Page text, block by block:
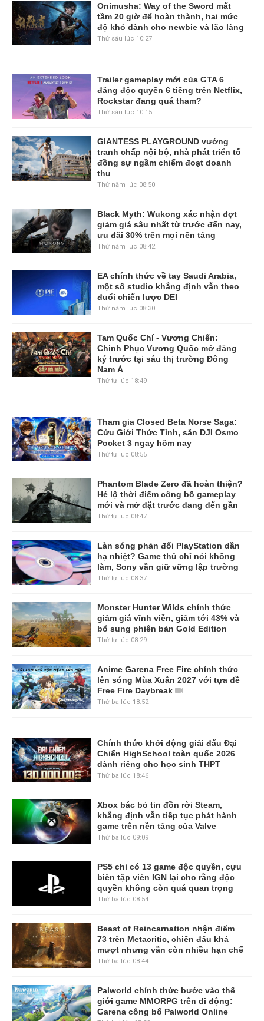
Onimusha: Way of the Sword mất
tầm 20 giờ để hoàn thành, hai mức
độ khó dành cho newbie và lão làng
Thứ sáu lúc 10:27
Trailer gameplay mới của GTA 6
đăng độc quyền 6 tiếng trên Netflix,
Rockstar đang quá tham?
Thứ sáu lúc 10:15
GIANTESS PLAYGROUND vướng
tranh chấp nội bộ, nhà phát triển tố
đồng sự ngầm chiếm đoạt doanh
thu
Thứ năm lúc 08:50
Black Myth: Wukong xác nhận đợt
giảm giá sâu nhất từ trước đến nay,
ưu đãi 30% trên mọi nền tảng
Thứ năm lúc 08:42
EA chính thức về tay Saudi Arabia,
một số studio khẳng định vẫn theo
đuổi chiến lược DEI
Thứ năm lúc 08:30
Tam Quốc Chí - Vương Chiến:
Chinh Phục Vương Quốc mở đăng
ký trước tại sáu thị trường Đông
Nam Á
Thứ tư lúc 18:49
Tham gia Closed Beta Norse Saga:
Cửu Giới Thức Tỉnh, săn DJI Osmo
Pocket 3 ngay hôm nay
Thứ tư lúc 08:55
Phantom Blade Zero đã hoàn thiện?
Hé lộ thời điểm công bố gameplay
mới và mở đặt trước đang đến gần
Thứ tư lúc 08:47
Làn sóng phản đối PlayStation dần
hạ nhiệt? Game thủ chỉ nói không
làm, Sony vẫn giữ vững lập trường
Thứ tư lúc 08:37
Monster Hunter Wilds chính thức
giảm giá vĩnh viễn, giảm tới 43% và
bổ sung phiên bản Gold Edition
Thứ tư lúc 08:29
Anime Garena Free Fire chính thức
lên sóng Mùa Xuân 2027 với tựa đề
Free Fire Daybreak
Thứ ba lúc 18:52
Chính thức khởi động giải đấu Đại
Chiến HighSchool toàn quốc 2026
dành riêng cho học sinh THPT
Thứ ba lúc 18:46
Xbox bác bỏ tin đồn rời Steam,
khẳng định vẫn tiếp tục phát hành
game trên nền tảng của Valve
Thứ ba lúc 09:09
PS5 chỉ có 13 game độc quyền, cựu
biên tập viên IGN lại cho rằng độc
quyền không còn quá quan trọng
Thứ ba lúc 08:54
Beast of Reincarnation nhận điểm
73 trên Metacritic, chiến đấu khá
mượt nhưng vẫn còn nhiều hạn chế
Thứ ba lúc 08:44
Palworld chính thức bước vào thế
giới game MMORPG trên di động:
Garena công bố Palworld Online